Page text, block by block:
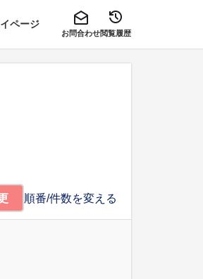
ページ
お問合わせ閲覧履歴
順番/件数を変える